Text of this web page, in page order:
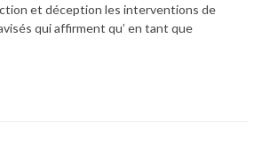
et déception les interventions de
qui affirment qu’ en tant que